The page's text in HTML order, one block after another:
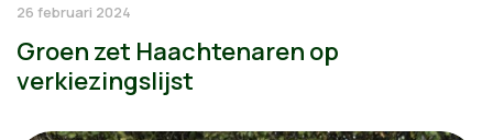
26 februari 2024
Groen zet Haachtenaren op
verkiezingslijst